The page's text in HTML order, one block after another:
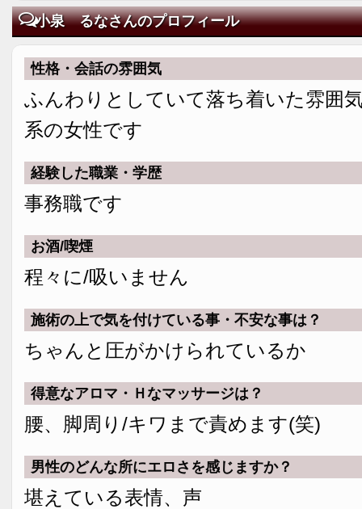
小泉 るなさんのプロフィール
性格・会話の雰囲気
ふんわりとしていて落ち着いた雰囲
系の女性です
経験した職業・学歴
事務職です
お酒/喫煙
程々に/吸いません
施術の上で気を付けている事・不安な事は？
ちゃんと圧がかけられているか
得意なアロマ・Ｈなマッサージは？
腰、脚周り/キワまで責めます(笑)
男性のどんな所にエロさを感じますか？
堪えている表情、声